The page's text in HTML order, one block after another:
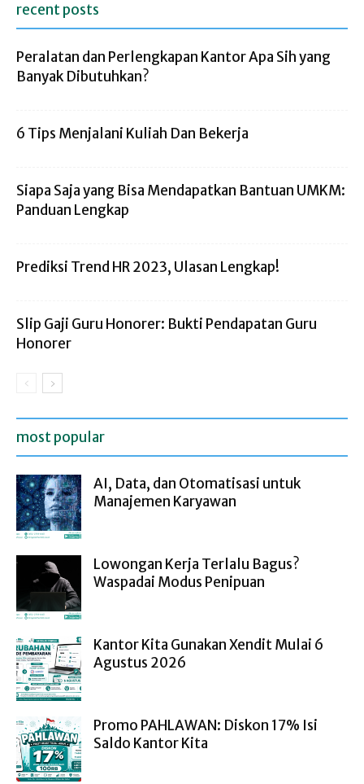
recent posts
Peralatan dan Perlengkapan Kantor Apa Sih yang
Banyak Dibutuhkan?
6 Tips Menjalani Kuliah Dan Bekerja
Siapa Saja yang Bisa Mendapatkan Bantuan UMKM:
Panduan Lengkap
Prediksi Trend HR 2023, Ulasan Lengkap!
Slip Gaji Guru Honorer: Bukti Pendapatan Guru
Honorer
most popular
AI, Data, dan Otomatisasi untuk
Manajemen Karyawan
Lowongan Kerja Terlalu Bagus?
Waspadai Modus Penipuan
Kantor Kita Gunakan Xendit Mulai 6
Agustus 2026
Promo PAHLAWAN: Diskon 17% Isi
Saldo Kantor Kita